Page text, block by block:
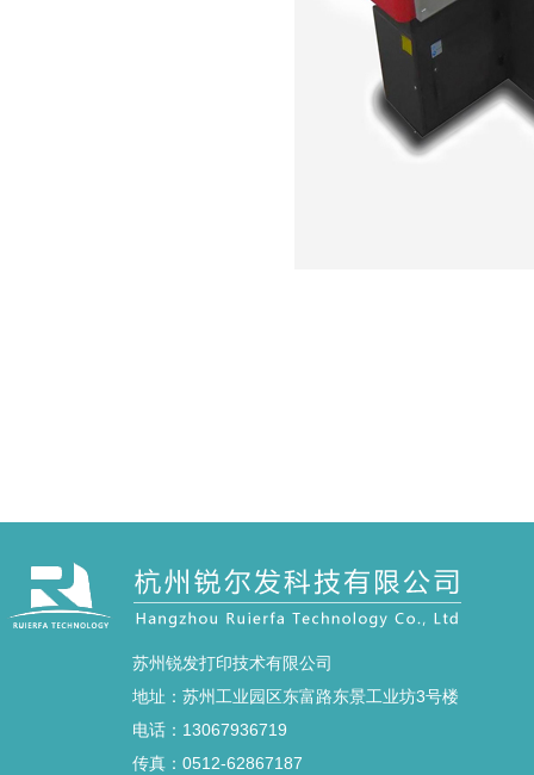
苏州锐发打印技术有限公司
地址：苏州工业园区东富路东景工业坊3号楼
电话：13067936719
传真：0512-62867187